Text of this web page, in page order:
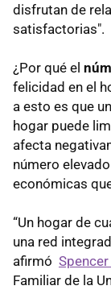
disfrutan de
satisfactorias".
¿Por qué el
felicidad en el
a esto es que
hogar puede
afecta
número
económicas
“Un hogar de
una red
afirmó
Familiar de la